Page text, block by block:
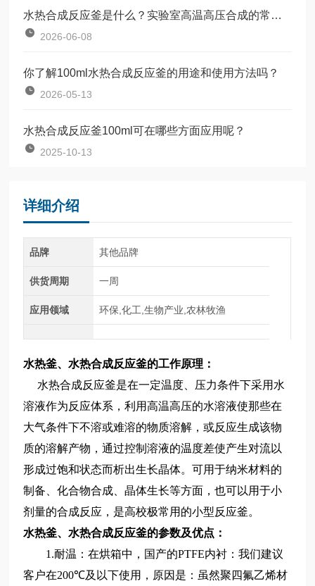
水热合成反应釜是什么？实验室高温高压合成的常用设备
2026-06-08
你了解100ml水热合成反应釜的用途和使用方法吗？
2026-05-13
水热合成反应釜100ml可在哪些方面应用呢？
2025-10-13
详细介绍
品牌 其他品牌
供货周期 一周
应用领域 环保,化工,生物产业,农林牧渔
水热釜、水热合成反应釜的工作原理：
水热合成反应釜是在一定温度、压力条件下采用水
溶液作为反应体系，利用高温高压的水溶液使那些在
大气条件下不溶或难溶的物质溶解，或反应生成该物
质的溶解产物，通过控制溶液的温度差使产生对流以
形成过饱和状态而析出生长晶体。可用于纳米材料的
制备、化合物合成、晶体生长等方面，也可以用于小
剂量的合成反应，是高校极常用的小型反应釜。
水热釜、水热合成反应釜的参数及优点：
1.耐温：在烘箱中，国产的PTFE内衬：我们建议
客户在200℃及以下使用，原因是：虽然聚四氟乙烯材